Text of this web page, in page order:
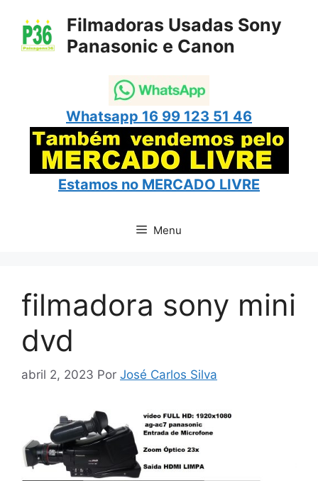
para
Filmadoras Usadas Sony
Panasonic e Canon
Whatsapp 16 99 123 51 46
Estamos no MERCADO LIVRE
Menu
filmadora sony mini
dvd
abril 2, 2023 Por José Carlos Silva